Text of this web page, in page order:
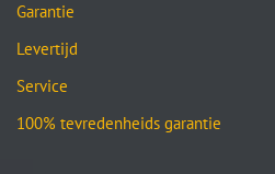
Garantie
Levertijd
Service
100% tevredenheids garantie